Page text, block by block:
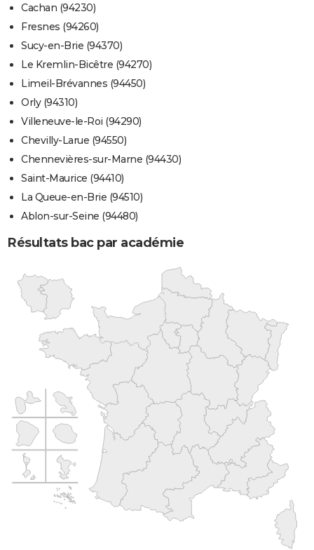
Cachan (94230)
Fresnes (94260)
Sucy-en-Brie (94370)
Le Kremlin-Bicêtre (94270)
Limeil-Brévannes (94450)
Orly (94310)
Villeneuve-le-Roi (94290)
Chevilly-Larue (94550)
Chennevières-sur-Marne (94430)
Saint-Maurice (94410)
La Queue-en-Brie (94510)
Ablon-sur-Seine (94480)
Résultats bac par académie